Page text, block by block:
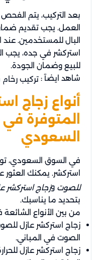
بعد التركيب، يتم
العمل. يجب تقديم
البال للمستخدمين. عند
استركشر في جده، يجب
للبيع وضمان الجودة.
شاهد ايضآ : تركيب رخام
أنواع زجاج
المتوفرة
السعودي
في السوق السعودي،
استركشر. يمكنك العثور
للصوت وزجاج استركشر
بتحديد ما يناسبك.
من بين الأنواع
زجاج استركشر عازل
الصوت في المباني.
زجاج استركشر عازل